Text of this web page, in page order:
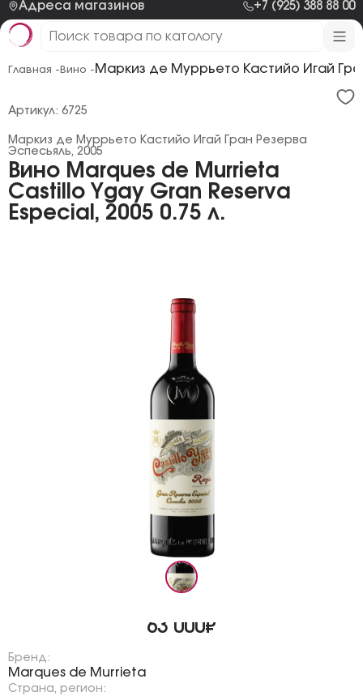
Адреса магазинов +7 (925) 388 88 00
Главная - Вино - Маркиз де Муррьето Кастийо Игай
Вино Marques de Murrieta
Castillo Ygay Gran Reserva
Especial, 2005 0.75 л.
Маркиз де Муррьето Кастийо Игай Гран Резерва
Эспесьяль, 2005
Артикул: 6725
63 000₽
Бренд:
Marques de Murrieta
Страна, регион: